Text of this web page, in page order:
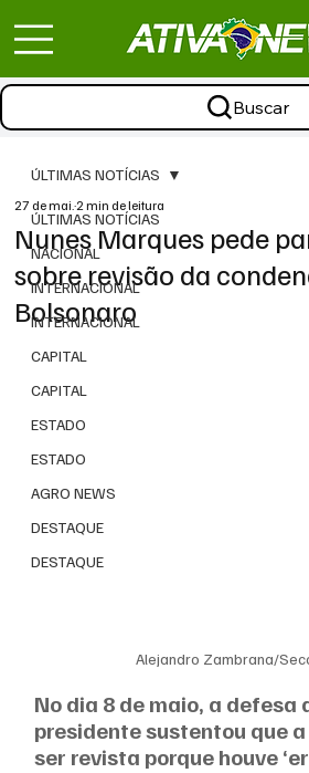
Buscar
ÚLTIMAS NOTÍCIAS
NACIONAL
INTERNACIONAL
INTERNACIONAL
CAPITAL
CAPITAL
ESTADO
ESTADO
AGRO NEWS
DESTAQUE
DESTAQUE
ÚLTIMAS NOTÍCIAS
Nunes Marques pede
sobre revisão da
Bolsonaro
27 de mai.2 min de leitura
Alejandro Zambrana/
No dia 8 de maio, a defesa
presidente sustentou que
ser revista porque houve